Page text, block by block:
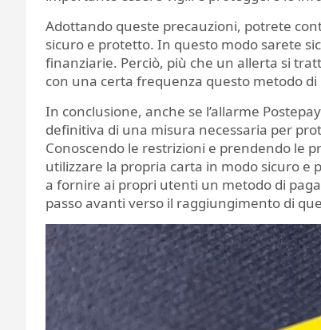
Adottando queste precauzioni, potrete
sicuro e protetto. In questo modo sarete
finanziarie. Perciò, più che un allerta si
con una certa frequenza questo metodo
In conclusione, anche se l’allarme
definitiva di una misura necessaria per
Conoscendo le restrizioni e prendendo le
utilizzare la propria carta in modo sicuro e
a fornire ai propri utenti un metodo di
passo avanti verso il raggiungimento di